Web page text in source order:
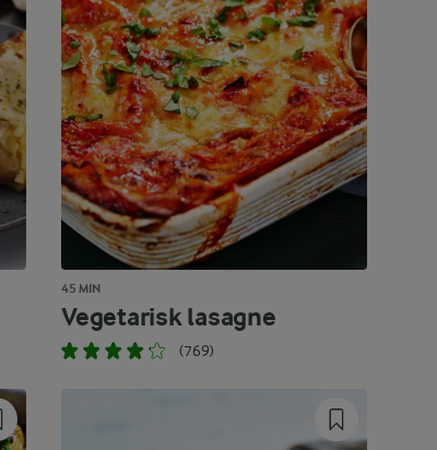
45 MIN
Vegetarisk lasagne
(769)